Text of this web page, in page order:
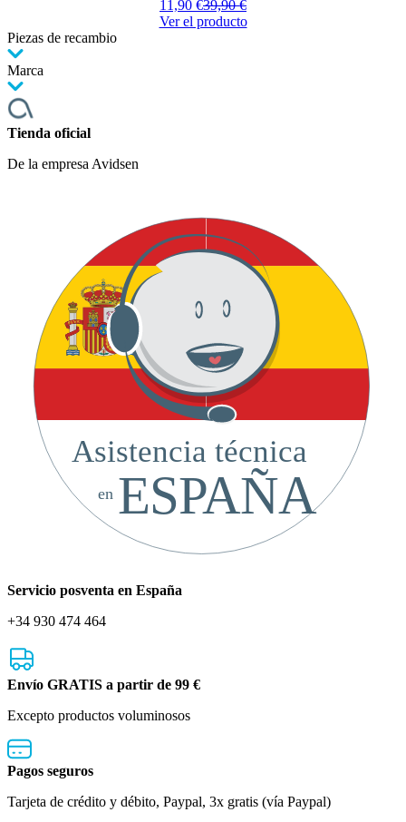
11,90 €39,90 €
Ver el producto
Piezas de recambio
Marca
Tienda oficial
De la empresa Avidsen
Asistencia técnica
ESPAÑA
en
Servicio posventa en España
+34 930 474 464
Envío GRATIS a partir de 99 €
Excepto productos voluminosos
Pagos seguros
Tarjeta de crédito y débito, Paypal, 3x gratis (vía Paypal)